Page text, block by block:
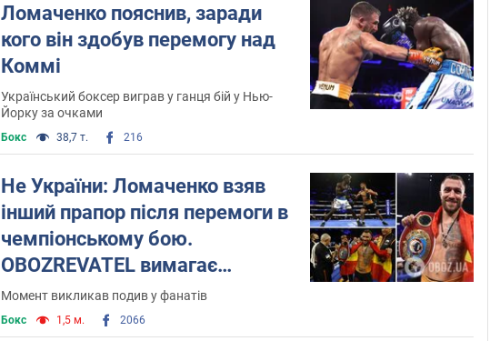
Ломаченко пояснив, заради
кого він здобув перемогу над
Коммі
Український боксер виграв у ганця бій у Нью-
Йорку за очками
Бокс 38,7 т. 216
Не України: Ломаченко взяв
інший прапор після перемоги в
чемпіонському бою.
OBOZREVATEL вимагає
пояснень
Момент викликав подив у фанатів
Бокс 1,5 м. 2066